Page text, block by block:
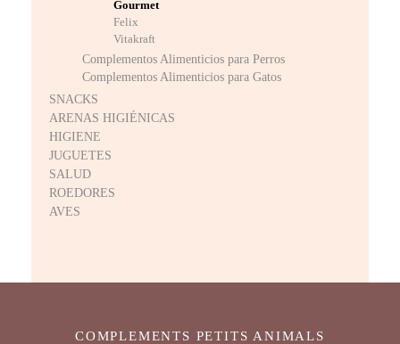
Gourmet
Felix
Vitakraft
Complementos Alimenticios para Perros
Complementos Alimenticios para Gatos
SNACKS
ARENAS HIGIÉNICAS
HIGIENE
JUGUETES
SALUD
ROEDORES
AVES
COMPLEMENTS PETITS ANIMALS